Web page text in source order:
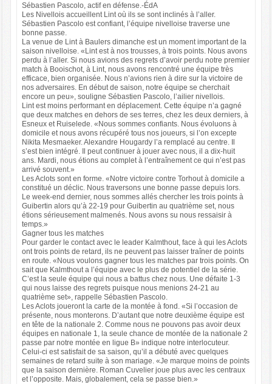
Sébastien Pascolo, actif en défense.-ÉdA
Les Nivellois accueillent Lint où ils se sont inclinés à l’aller.
Sébastien Pascolo est confiant, l’équipe nivelloise traverse une
bonne passe.
La venue de Lint à Baulers dimanche est un moment important de la
saison nivelloise. «Lint est à nos trousses, à trois points. Nous avons
perdu à l’aller. Si nous avions des regrets d’avoir perdu notre premier
match à Booischot, à Lint, nous avons rencontré une équipe très
efficace, bien organisée. Nous n’avions rien à dire sur la victoire de
nos adversaires. En début de saison, notre équipe se cherchait
encore un peu», souligne Sébastien Pascolo, l’ailier nivellois.
Lint est moins performant en déplacement. Cette équipe n’a gagné
que deux matches en dehors de ses terres, chez les deux derniers, à
Esneux et Ruiselede. «Nous sommes confiants. Nous évoluons à
domicile et nous avons récupéré tous nos joueurs, si l’on excepte
Nikita Mesmaeker. Alexandre Hougardy l’a remplacé au centre. Il
s’est bien intégré. Il peut continuer à jouer avec nous, il a dix-huit
ans. Mardi, nous étions au complet à l’entraînement ce qui n’est pas
arrivé souvent.»
Les Aclots sont en forme. «Notre victoire contre Torhout à domicile a
constitué un déclic. Nous traversons une bonne passe depuis lors.
Le week-end dernier, nous sommes allés chercher les trois points à
Guibertin alors qu’à 22-19 pour Guibertin au quatrième set, nous
étions sérieusement malmenés. Nous avons su nous ressaisir à
temps.»
Gagner tous les matches
Pour garder le contact avec le leader Kalmthout, face à qui les Aclots
ont trois points de retard, ils ne peuvent pas laisser traîner de points
en route. «Nous voulons gagner tous les matches par trois points. On
sait que Kalmthout a l’équipe avec le plus de potentiel de la série.
C’est la seule équipe qui nous a battus chez nous. Une défaite 1-3
qui nous laisse des regrets puisque nous menions 24-21 au
quatrième set», rappelle Sébastien Pascolo.
Les Aclots joueront la carte de la montée à fond. «Si l’occasion de
présente, nous monterons. D’autant que notre deuxième équipe est
en tête de la nationale 2. Comme nous ne pouvons pas avoir deux
équipes en nationale 1, la seule chance de montée de la nationale 2
passe par notre montée en ligue B» indique notre interlocuteur.
Celui-ci est satisfait de sa saison, qu’il a débuté avec quelques
semaines de retard suite à son mariage. «Je marque moins de points
que la saison dernière. Roman Cuvelier joue plus avec les centraux
et l’opposite. Mais, globalement, cela se passe bien.»